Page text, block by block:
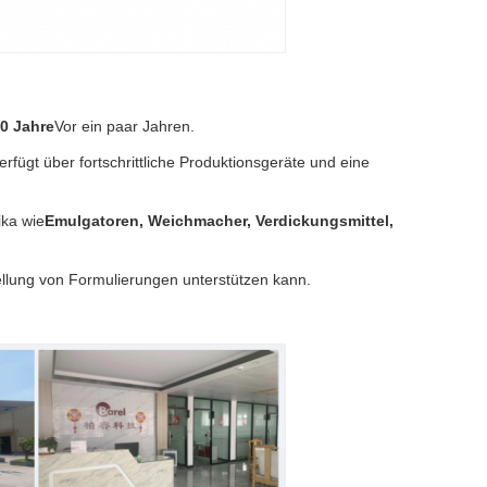
JahreVor ein paar Jahren.
über fortschrittliche Produktionsgeräte und eine
wieEmulgatoren, Weichmacher, Verdickungsmittel,
von Formulierungen unterstützen kann.